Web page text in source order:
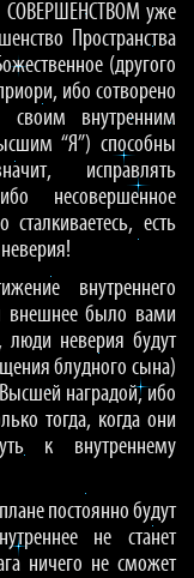
СОВЕРШЕНСТВОМ уже
Пространства
(другого
ибо сотворено
внутренним
“Я”) способны
исправлять
несовершенное
есть
внутреннего
внешнее было вами
люди неверия будут
блудного сына)
наградой, ибо
тогда, когда они
к внутреннему
постоянно будут
не станет
ничего не сможет